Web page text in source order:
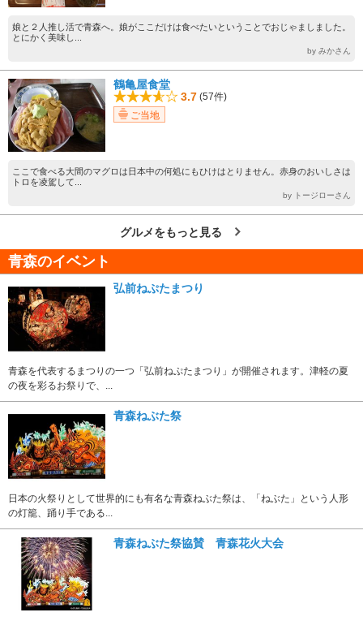
娘と２人推し活で青森へ。娘がここだけは食べたいということでおじゃましました。
とにかく美味し...
by みかさん
鶴亀屋食堂
3.7 (57件)
ご当地
ここで食べる大間のマグロは日本中の何処にもひけはとりません。赤身のおいしさは
トロを凌駕して...
by トージローさん
グルメをもっと見る
青森のイベント
弘前ねぷたまつり
青森を代表するまつりの一つ「弘前ねぷたまつり」が開催されます。津軽の夏
の夜を彩るお祭りで、...
青森ねぶた祭
日本の火祭りとして世界的にも有名な青森ねぶた祭は、「ねぶた」という人形
の灯籠、踊り手である...
青森ねぶた祭協賛 青森花火大会